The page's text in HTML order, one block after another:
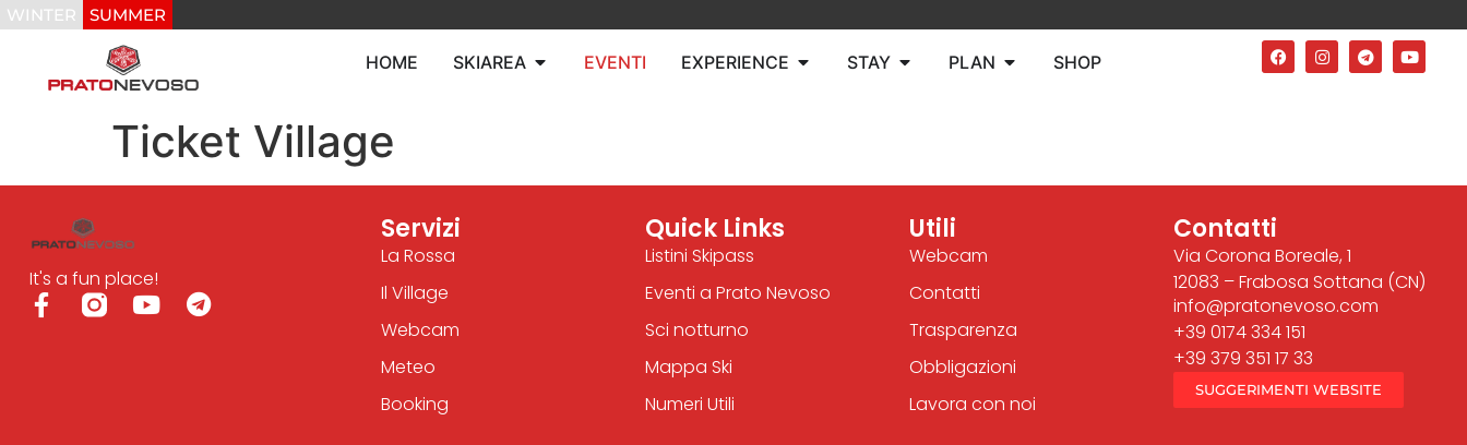
WINTER SUMMER
HOME SKIAREA EVENTI EXPERIENCE STAY PLAN SHOP
Ticket Village
It's a fun place!
Servizi
La Rossa
Il Village
Webcam
Meteo
Booking
Quick Links
Listini Skipass
Eventi a Prato Nevoso
Sci notturno
Mappa Ski
Numeri Utili
Utili
Webcam
Contatti
Trasparenza
Obbligazioni
Lavora con noi
Contatti
Via Corona Boreale, 1
12083 – Frabosa Sottana (CN)
info@pratonevoso.com
+39 0174 334 151
+39 379 351 17 33
SUGGERIMENTI WEBSITE